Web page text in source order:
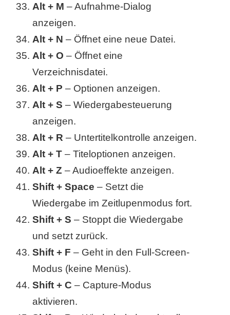
Alt + M – Aufnahme-Dialog
anzeigen.
Alt + N – Öffnet eine neue Datei.
Alt + O – Öffnet eine
Verzeichnisdatei.
Alt + P – Optionen anzeigen.
Alt + S – Wiedergabesteuerung
anzeigen.
Alt + R – Untertitelkontrolle anzeigen.
Alt + T – Titeloptionen anzeigen.
Alt + Z – Audioeffekte anzeigen.
Shift + Space – Setzt die
Wiedergabe im Zeitlupenmodus fort.
Shift + S – Stoppt die Wiedergabe
und setzt zurück.
Shift + F – Geht in den Full-Screen-
Modus (keine Menüs).
Shift + C – Capture-Modus
aktivieren.